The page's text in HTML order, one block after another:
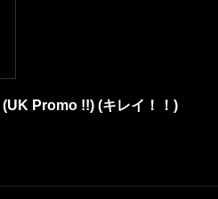
Promo !!) (キレイ！！)